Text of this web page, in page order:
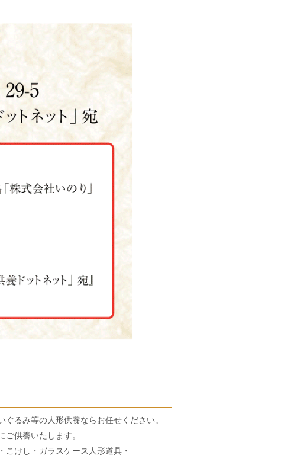
るみ等の人形供養ならお任せください。
供養いたします。
こけし・ガラスケース人形道具・